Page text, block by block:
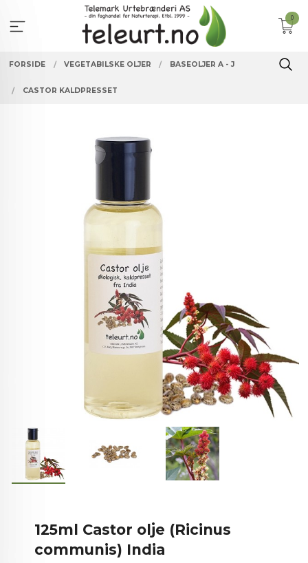
innholdet
0
FORSIDE VEGETABILSKE OLJER BASEOLJER A - J
CASTOR KALDPRESSET
125ml Castor olje (Ricinus
communis) India